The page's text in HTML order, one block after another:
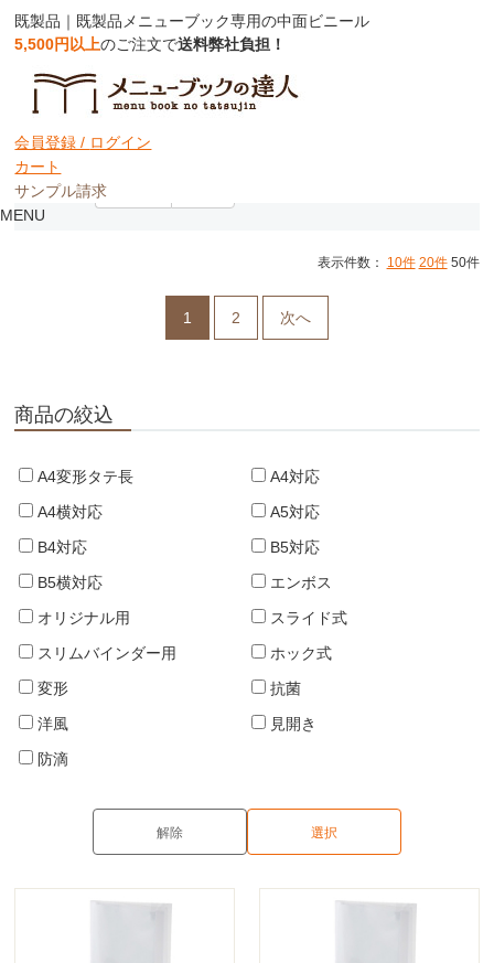
既製品｜既製品メニューブック専用の中面ビニール
5,500円以上のご注文で送料弊社負担！
会員登録 / ログイン
カート
サンプル請求
MENU
メニューブック用中面ビニール
並び順：
表示件数： 10件 20件50件
1 2 次へ
商品の絞込
A4変形タテ長
A4対応
A4横対応
A5対応
B4対応
B5対応
B5横対応
エンボス
オリジナル用
スライド式
スリムバインダー用
ホック式
変形
抗菌
洋風
見開き
防滴